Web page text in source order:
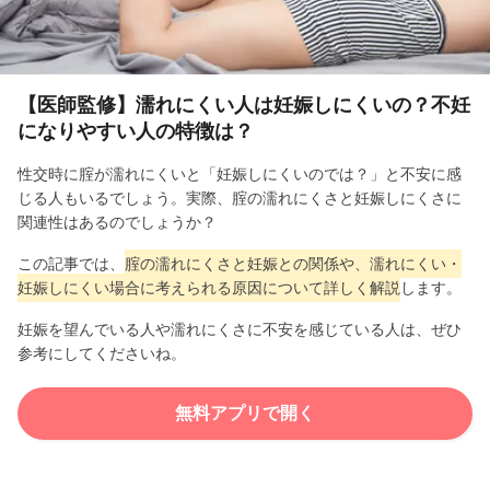
【医師監修】濡れにくい人は妊娠しにくいの？不妊
になりやすい人の特徴は？
性交時に腟が濡れにくいと「妊娠しにくいのでは？」と不安に感
じる人もいるでしょう。実際、腟の濡れにくさと妊娠しにくさに
関連性はあるのでしょうか？
この記事では、 腟の濡れにくさと妊娠との関係や、濡れにくい・
妊娠しにくい場合に考えられる原因について詳しく解説 します。
妊娠を望んでいる人や濡れにくさに不安を感じている人は、ぜひ
参考にしてくださいね。
無料アプリで開く